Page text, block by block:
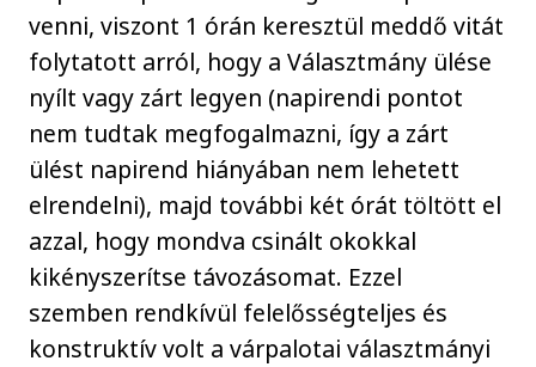
venni, viszont 1 órán keresztül meddő vitát
folytatott arról, hogy a Választmány ülése
nyílt vagy zárt legyen (napirendi pontot
nem tudtak megfogalmazni, így a zárt
ülést napirend hiányában nem lehetett
elrendelni), majd további két órát töltött el
azzal, hogy mondva csinált okokkal
kikényszerítse távozásomat. Ezzel
szemben rendkívül felelősségteljes és
konstruktív volt a várpalotai választmányi